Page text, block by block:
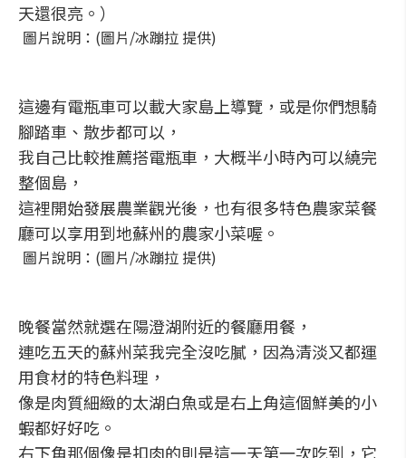
天還很亮。）
圖片說明：(圖片/冰蹦拉 提供)
這邊有電瓶車可以載大家島上導覽，或是你們想騎
腳踏車、散步都可以，
我自己比較推薦搭電瓶車，大概半小時內可以繞完
整個島，
這裡開始發展農業觀光後，也有很多特色農家菜餐
廳可以享用到地蘇州的農家小菜喔。
圖片說明：(圖片/冰蹦拉 提供)
晚餐當然就選在陽澄湖附近的餐廳用餐，
連吃五天的蘇州菜我完全沒吃膩，因為清淡又都運
用食材的特色料理，
像是肉質細緻的太湖白魚或是右上角這個鮮美的小
蝦都好好吃。
右下角那個像是扣肉的則是這一天第一次吃到，它